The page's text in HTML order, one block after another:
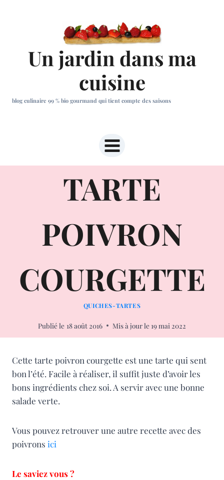
Un jardin dans ma
cuisine
blog culinaire 99 % bio gourmand qui tient compte des saisons
TARTE
POIVRON
COURGETTE
QUICHES-TARTES
Publié le 18 août 2016 Mis à jour le 19 mai 2022
Cette tarte poivron courgette est une tarte qui sent
bon l’été. Facile à réaliser, il suffit juste d’avoir les
bons ingrédients chez soi. A servir avec une bonne
salade verte.
Vous pouvez retrouver une autre recette avec des
poivrons ici
Le saviez vous ?